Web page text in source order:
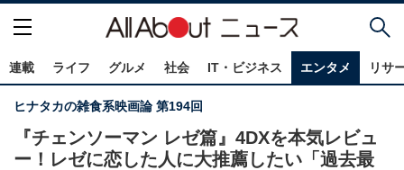
連載 ライフ グルメ 社会 IT・ビジネス エンタメ リサ
ヒナタカの雑食系映画論 第194回
『チェンソーマン レゼ篇』4DXを本気レビュ
ー！レゼに恋した人に大推薦したい「過去最